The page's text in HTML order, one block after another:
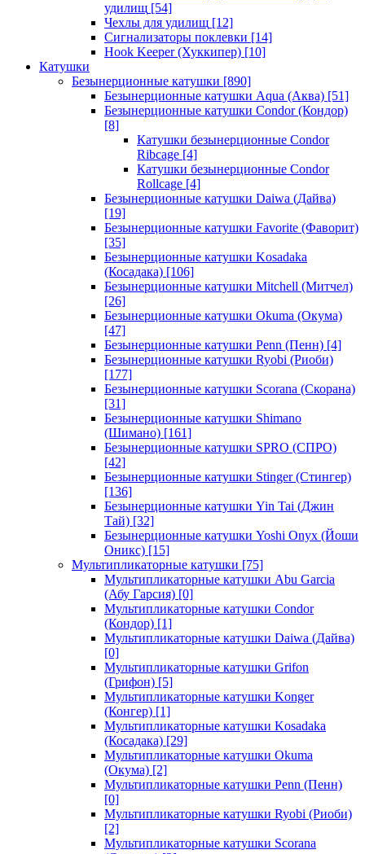
удилищ [54]
Чехлы для удилищ [12]
Сигнализаторы поклевки [14]
Hook Keeper (Хуккипер) [10]
Катушки
Безынерционные катушки [890]
Безынерционные катушки Aqua (Аква) [51]
Безынерционные катушки Condor (Кондор)
[8]
Катушки безынерционные Condor
Ribcage [4]
Катушки безынерционные Condor
Rollcage [4]
Безынерционные катушки Daiwa (Дайва)
[19]
Безынерционные катушки Favorite (Фаворит)
[35]
Безынерционные катушки Kosadaka
(Косадака) [106]
Безынерционные катушки Mitchell (Митчел)
[26]
Безынерционные катушки Okuma (Окума)
[47]
Безынерционные катушки Penn (Пенн) [4]
Безынерционные катушки Ryobi (Риоби)
[177]
Безынерционные катушки Scorana (Скорана)
[31]
Безынерционные катушки Shimano
(Шимано) [161]
Безынерционные катушки SPRO (СПРО)
[42]
Безынерционные катушки Stinger (Стингер)
[136]
Безынерционные катушки Yin Tai (Джин
Тай) [32]
Безынерционные катушки Yoshi Onyx (Йоши
Оникс) [15]
Мультипликаторные катушки [75]
Мультипликаторные катушки Abu Garcia
(Абу Гарсия) [0]
Мультипликаторные катушки Condor
(Кондор) [1]
Мультипликаторные катушки Daiwa (Дайва)
[0]
Мультипликаторные катушки Grifon
(Грифон) [5]
Мультипликаторные катушки Konger
(Конгер) [1]
Мультипликаторные катушки Kosadaka
(Косадака) [29]
Мультипликаторные катушки Okuma
(Окума) [2]
Мультипликаторные катушки Penn (Пенн)
[0]
Мультипликаторные катушки Ryobi (Риоби)
[2]
Мультипликаторные катушки Scorana